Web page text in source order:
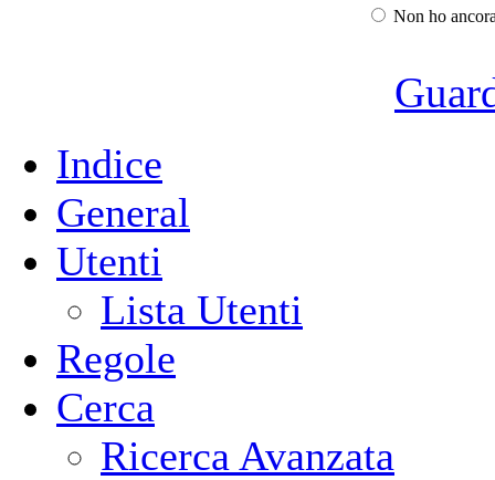
Non ho
Indice
General
Utenti
Lista Utenti
Regole
Cerca
Ricerca Avanzata